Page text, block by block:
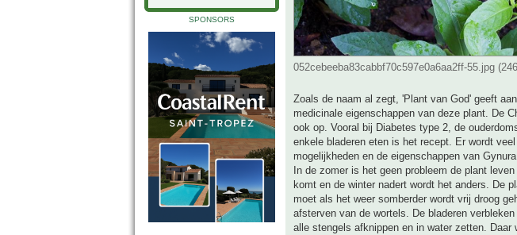
SPONSORS
052cebeeba83cabbf70c597e0a6aa2ff-55.jpg
Zoals de naam al zegt, 'Plant van God' geeft
medicinale eigenschappen van deze plant. De
ook op. Vooral bij Diabetes type 2, de
enkele bladeren eten is het recept. Er wordt
mogelijkheden en de eigenschappen van
In de zomer is het geen probleem de plant
komt en de winter nadert wordt het anders. De
moet als het weer somberder wordt vrij droog
afsterven van de wortels. De bladeren
alle stengels afknippen en in water zetten.